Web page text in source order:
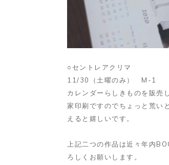
○セントレアクリマ
11/30（土曜のみ） M-1
カレンダーらしきものを販売
家印刷ですのでちょっと荒い
えると嬉しいです。
上記二つの作品は近々年内
ろしくお願いします。